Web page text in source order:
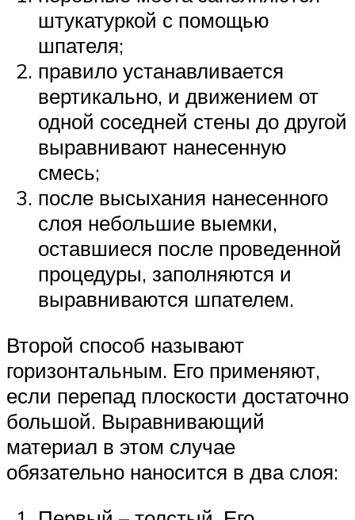
штукатуркой с помощью
шпателя;
правило устанавливается
вертикально, и движением от
одной соседней стены до другой
выравнивают нанесенную
смесь;
после высыхания нанесенного
слоя небольшие выемки,
оставшиеся после проведенной
процедуры, заполняются и
выравниваются шпателем.
Второй способ называют
горизонтальным. Его применяют,
если перепад плоскости достаточно
большой. Выравнивающий
материал в этом случае
обязательно наносится в два слоя: